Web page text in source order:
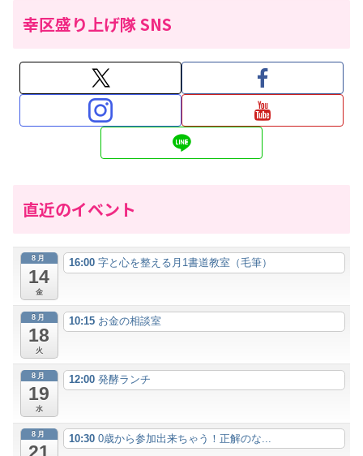
幸区盛り上げ隊 SNS
直近のイベント
8月
14
金
16:00 字と心を整える月1書道教室（毛筆）
8月
18
火
10:15 お金の相談室
8月
19
水
12:00 発酵ランチ
8月 10:30 0歳から参加出来ちゃう！正解のな...